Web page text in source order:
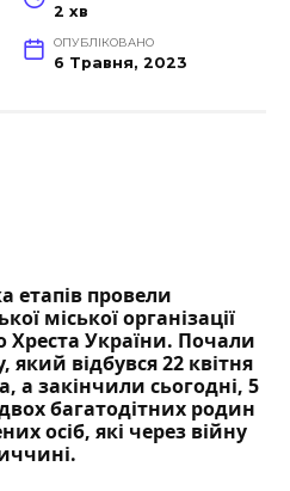
2 хв
ОПУБЛІКОВАНО
6 Травня, 2023
етапів провели
міської організації
Хреста України. Почали
який відбувся 22 квітня
а закінчили сьогодні, 5
багатодітних родин
осіб, які через війну